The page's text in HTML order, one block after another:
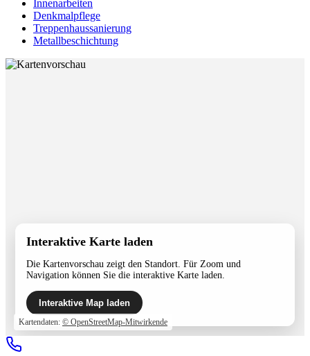
Innenarbeiten
Denkmalpflege
Treppenhaussanierung
Metallbeschichtung
Interaktive Karte laden
Die Kartenvorschau zeigt den Standort. Für Zoom und
Navigation können Sie die interaktive Karte laden.
Interaktive Map laden
Kartendaten: © OpenStreetMap-Mitwirkende